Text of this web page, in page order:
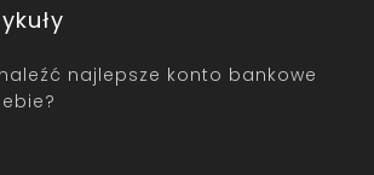
najlepsze konto bankowe